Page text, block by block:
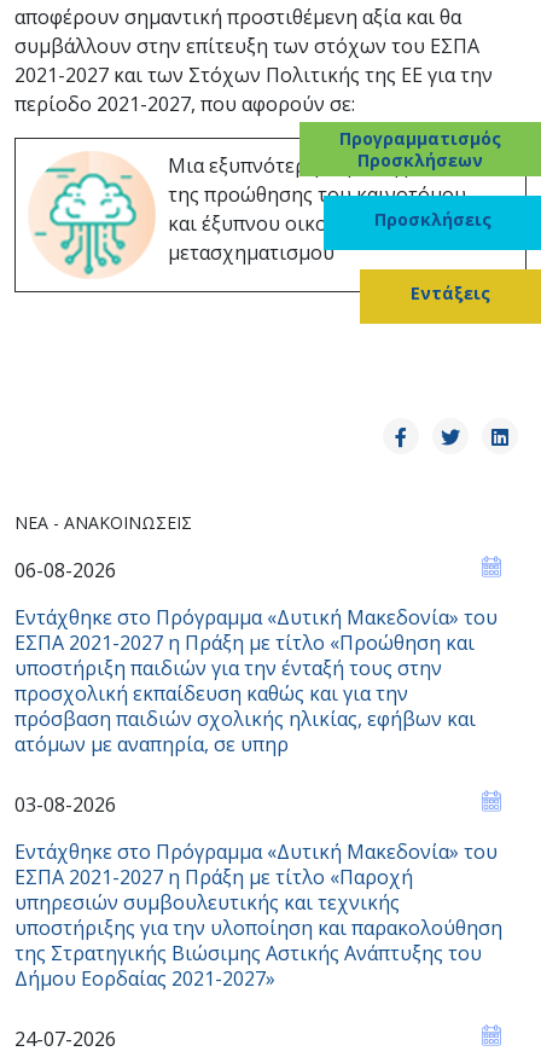
αποφέρουν σημαντική προστιθέμενη αξία και θα
συμβάλλουν στην επίτευξη των στόχων του ΕΣΠΑ
2021-2027 και των Στόχων Πολιτικής της ΕΕ για την
περίοδο 2021-2027, που αφορούν σε:
Μια εξυπνότερη Ευρώπη μέσω
της προώθησης του καινοτόμου
και έξυπνου οικονομικού
μετασχηματισμού
ΝΈΑ - ΑΝΑΚΟΙΝΏΣΕΙΣ
06-08-2026
Εντάχθηκε στο Πρόγραμμα «Δυτική Μακεδονία» του
ΕΣΠΑ 2021-2027 η Πράξη με τίτλο «Προώθηση και
υποστήριξη παιδιών για την ένταξή τους στην
προσχολική εκπαίδευση καθώς και για την
πρόσβαση παιδιών σχολικής ηλικίας, εφήβων και
ατόμων με αναπηρία, σε υπηρ
03-08-2026
Εντάχθηκε στο Πρόγραμμα «Δυτική Μακεδονία» του
ΕΣΠΑ 2021-2027 η Πράξη με τίτλο «Παροχή
υπηρεσιών συμβουλευτικής και τεχνικής
υποστήριξης για την υλοποίηση και παρακολούθηση
της Στρατηγικής Βιώσιμης Αστικής Ανάπτυξης του
Δήμου Εορδαίας 2021-2027»
24-07-2026
Προγραμματισμός
Προσκλήσεων
Προσκλήσεις
Εντάξεις